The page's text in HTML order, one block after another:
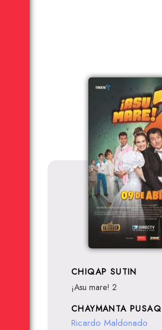
CHIQAP SUTIN
¡Asu mare! 2
CHAYMANTA PUSAQ
Ricardo Maldonado